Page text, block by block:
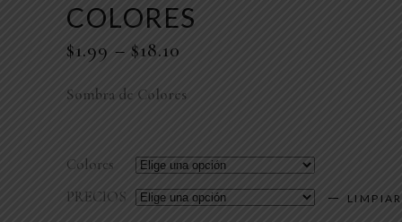
COLORES
$1.99 – $18.10
Sombra de Colores
Colores
PRECIOS
LIMPIAR